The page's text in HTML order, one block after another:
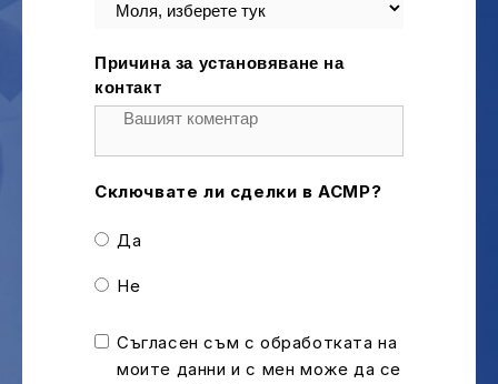
Причина за установяване на
контакт
Сключвате ли сделки в ACMP?
Да
Не
Съгласен съм с обработката на
моите данни и с мен може да се